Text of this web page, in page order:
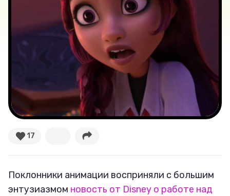
Великие женщины
Ваши истории
17
Поклонники анимации восприняли с большим
энтузиазмом новость от Disney о работе над